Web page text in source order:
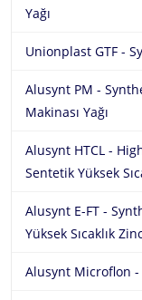
Yağı
Unionplast GTF -
Alusynt PM -
Makinası Yağı
Alusynt HTCL -
Sentetik Yüksek
Alusynt E-FT -
Yüksek Sıcaklık
Alusynt Microflon -